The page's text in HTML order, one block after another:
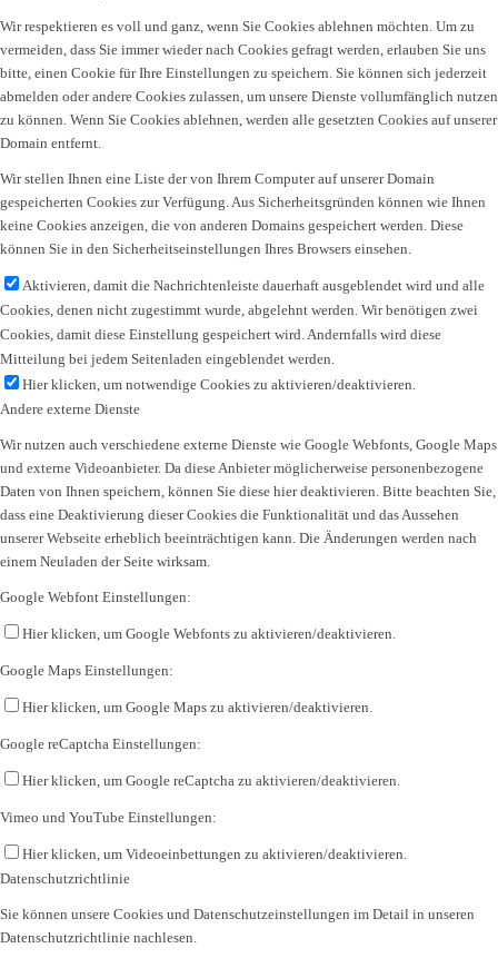
Wir respektieren es voll und ganz, wenn Sie Cookies ablehnen möchten. Um zu
vermeiden, dass Sie immer wieder nach Cookies gefragt werden, erlauben Sie uns
bitte, einen Cookie für Ihre Einstellungen zu speichern. Sie können sich jederzeit
abmelden oder andere Cookies zulassen, um unsere Dienste vollumfänglich nutzen
zu können. Wenn Sie Cookies ablehnen, werden alle gesetzten Cookies auf unserer
Domain entfernt.
Wir stellen Ihnen eine Liste der von Ihrem Computer auf unserer Domain
gespeicherten Cookies zur Verfügung. Aus Sicherheitsgründen können wie Ihnen
keine Cookies anzeigen, die von anderen Domains gespeichert werden. Diese
können Sie in den Sicherheitseinstellungen Ihres Browsers einsehen.
Aktivieren, damit die Nachrichtenleiste dauerhaft ausgeblendet wird und alle
Cookies, denen nicht zugestimmt wurde, abgelehnt werden. Wir benötigen zwei
Cookies, damit diese Einstellung gespeichert wird. Andernfalls wird diese
Mitteilung bei jedem Seitenladen eingeblendet werden.
Hier klicken, um notwendige Cookies zu aktivieren/deaktivieren.
Andere externe Dienste
Wir nutzen auch verschiedene externe Dienste wie Google Webfonts, Google Maps
und externe Videoanbieter. Da diese Anbieter möglicherweise personenbezogene
Daten von Ihnen speichern, können Sie diese hier deaktivieren. Bitte beachten Sie,
dass eine Deaktivierung dieser Cookies die Funktionalität und das Aussehen
unserer Webseite erheblich beeinträchtigen kann. Die Änderungen werden nach
einem Neuladen der Seite wirksam.
Google Webfont Einstellungen:
Hier klicken, um Google Webfonts zu aktivieren/deaktivieren.
Google Maps Einstellungen:
Hier klicken, um Google Maps zu aktivieren/deaktivieren.
Google reCaptcha Einstellungen:
Hier klicken, um Google reCaptcha zu aktivieren/deaktivieren.
Vimeo und YouTube Einstellungen:
Hier klicken, um Videoeinbettungen zu aktivieren/deaktivieren.
Datenschutzrichtlinie
Sie können unsere Cookies und Datenschutzeinstellungen im Detail in unseren
Datenschutzrichtlinie nachlesen.